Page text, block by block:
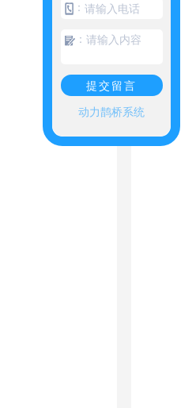
：
：
提交留言
动力鹊桥系统